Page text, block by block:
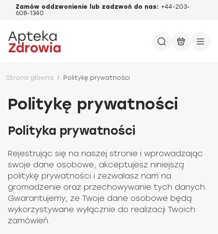
Zamów oddzwonienie lub zadzwoń do nas: +44-203-
608-1340
Strona główna / Politykę prywatności
Politykę prywatności
Polityka prywatności
Rejestrując się na naszej stronie i wprowadzając
swoje dane osobowe, akceptujesz niniejszą
politykę prywatności i zezwalasz nam na
gromadzenie oraz przechowywanie tych danych.
Gwarantujemy, że Twoje dane osobowe będą
wykorzystywane wyłącznie do realizacji Twoich
zamówień.